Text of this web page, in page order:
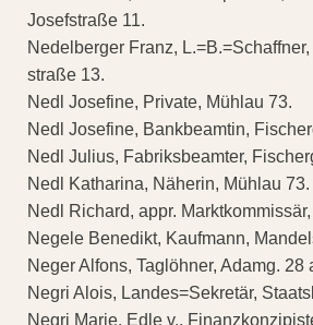
Josefstraße 11.
Nedelberger Franz,
straße 13.
Nedl Josefine, Private, Mühlau 73.
Nedl Josefine, Bankbeamtin,
Nedl Julius, Fabriksbeamter,
Nedl Katharina, Näherin, Mühlau 73.
Nedl Richard, appr.
Negele Benedikt, Kaufmann,
Neger Alfons, Taglöhner, Adamg. 28
Negri Alois, Landes=Sekretär,
Negri Marie, Edle v.,